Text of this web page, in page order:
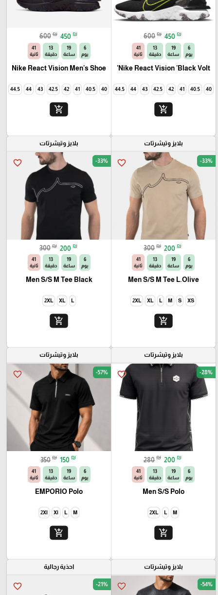
600 ₪ 450 ₪
6
يوم
19
ساعة
13
دقيقة
40
ثانية
Nike React Vision 'Black Volt'
40
40.5
41
42
42.5
43
44
44.5
45
add_shopping_cart
600 ₪ 450 ₪
6
يوم
19
ساعة
13
دقيقة
40
ثانية
Nike React Vision Men's Shoe
40
40.5
41
42
42.5
43
44
44.5
add_shopping_cart
بلايز وتيشرتات
favorite_border -33%
300 ₪ 200 ₪
6
يوم
19
ساعة
13
دقيقة
40
ثانية
Men S/S M Tee L.Olive
XS
S
M
L
XL
2XL
add_shopping_cart
بلايز وتيشرتات
favorite_border -33%
300 ₪ 200 ₪
6
يوم
19
ساعة
13
دقيقة
40
ثانية
Men S/S M Tee Black
L
XL
2XL
add_shopping_cart
بلايز وتيشرتات
favorite_border -28%
280 ₪ 200 ₪
6
يوم
19
ساعة
13
دقيقة
40
ثانية
Men S/S Polo
M
L
2XL
add_shopping_cart
بلايز وتيشرتات
favorite_border -57%
350 ₪ 150 ₪
6
يوم
19
ساعة
13
دقيقة
40
ثانية
EMPORIO Polo
M
L
Xl
2Xl
add_shopping_cart
بلايز وتيشرتات
favorite_border -54%
احذية رجالية
favorite_border -21%